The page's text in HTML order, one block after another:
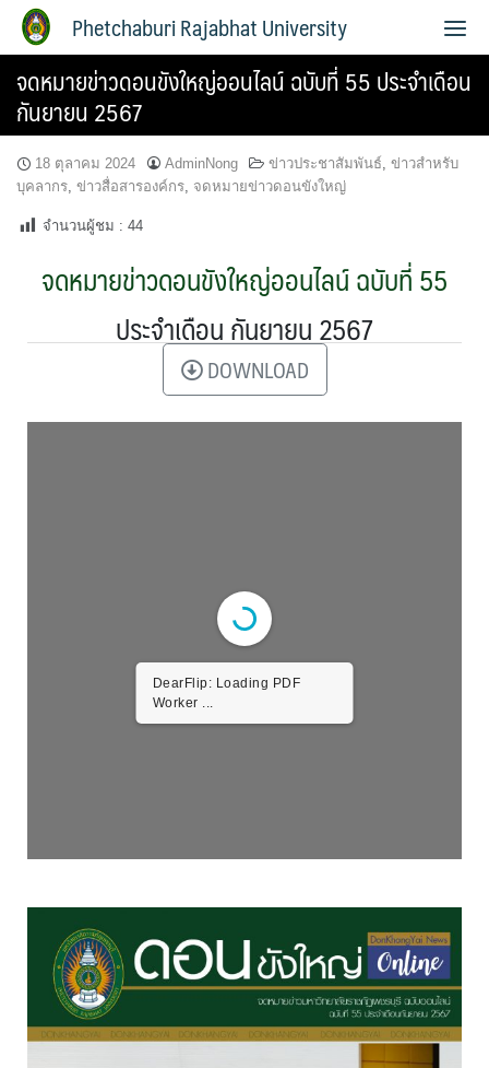
Phetchaburi Rajabhat University
จดหมายข่าวดอนขังใหญ่ออนไลน์ ฉบับที่ 55 ประจำเดือน
กันยายน 2567
18 ตุลาคม 2024 AdminNong ข่าวประชาสัมพันธ์, ข่าวสำหรับ
บุคลากร, ข่าวสื่อสารองค์กร, จดหมายข่าวดอนขังใหญ่
จำนวนผู้ชม : 44
จดหมายข่าวดอนขังใหญ่ออนไลน์ ฉบับที่ 55
ประจำเดือน กันยายน 2567
DOWNLOAD
DearFlip: Loading PDF
Worker ...